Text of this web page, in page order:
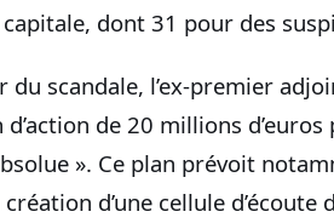
dont 31 pour des
du scandale, l’ex‑premier
d’action de 20 millions
». Ce plan prévoit
d’une cellule